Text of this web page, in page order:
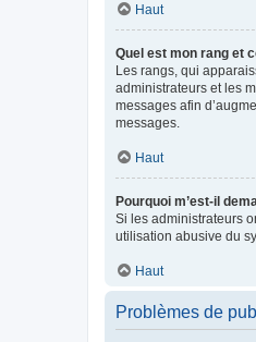
Haut
Quel est mon rang et
Les rangs, qui
administrateurs et les
messages afin
messages.
Haut
Pourquoi m’est-il
Si les administrateurs
utilisation abusive du
Haut
Problèmes de